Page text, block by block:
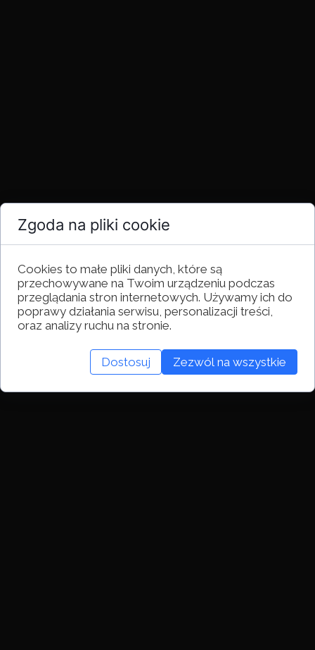
Zgoda na pliki cookie
Cookies to małe pliki danych, które są
przechowywane na Twoim urządzeniu podczas
przeglądania stron internetowych. Używamy ich do
poprawy działania serwisu, personalizacji treści,
oraz analizy ruchu na stronie.
Dostosuj Zezwól na wszystkie